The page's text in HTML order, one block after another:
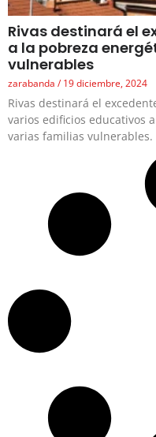
Rivas destinará el
a la pobreza
vulnerables
zarabanda 19 diciembre, 2024
Rivas destinará el
varios edificios educativos
varias familias vulnerables.